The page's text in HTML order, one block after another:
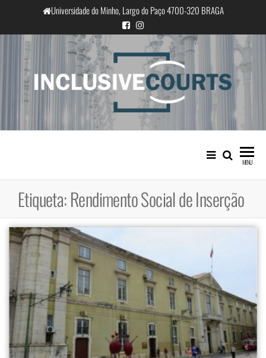
o
conteúdo
Universidade do Minho, Largo do Paço 4700-320 BRAGA
InclusiveCourts
Igualdade e diferença cultural na
prática judicial portuguesa
MENU
Etiqueta:Rendimento Social de Inserção